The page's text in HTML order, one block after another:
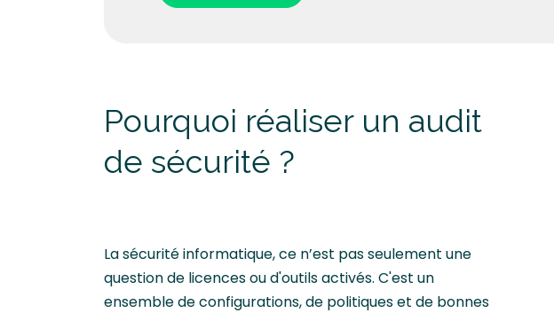
Pourquoi réaliser un audit
de sécurité ?
La sécurité informatique, ce n’est pas seulement une
question de licences ou d'outils activés. C'est un
ensemble de configurations, de politiques et de bonnes